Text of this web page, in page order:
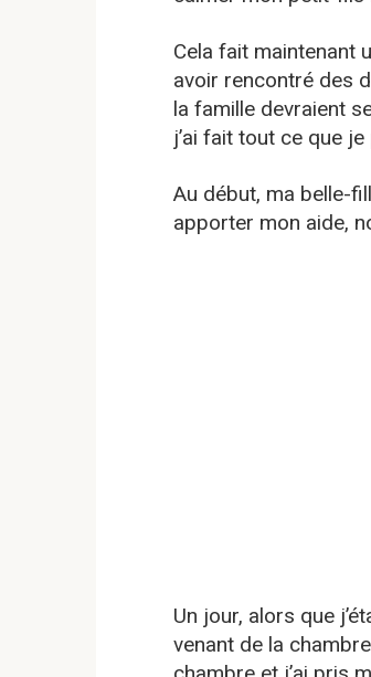
Cela fait maintenant
avoir rencontré des
la famille devraient
j’ai fait tout ce que
Au début, ma belle-
apporter mon aide,
Un jour, alors que
venant de la